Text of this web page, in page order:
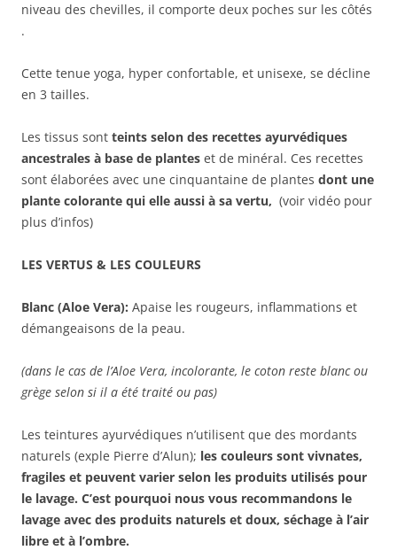
niveau des chevilles, il comporte deux poches sur les côtés
.
Cette tenue yoga, hyper confortable, et unisexe, se décline
en 3 tailles.
Les tissus sont teints selon des recettes ayurvédiques
ancestrales à base de plantes et de minéral. Ces recettes
sont élaborées avec une cinquantaine de plantes dont une
plante colorante qui elle aussi à sa vertu, (voir vidéo pour
plus d’infos)
LES VERTUS & LES COULEURS
Blanc (Aloe Vera): Apaise les rougeurs, inflammations et
démangeaisons de la peau.
(dans le cas de l’Aloe Vera, incolorante, le coton reste blanc ou
grège selon si il a été traité ou pas)
Les teintures ayurvédiques n’utilisent que des mordants
naturels (exple Pierre d’Alun); les couleurs sont vivnates,
fragiles et peuvent varier selon les produits utilisés pour
le lavage. C’est pourquoi nous vous recommandons le
lavage avec des produits naturels et doux, séchage à l’air
libre et à l’ombre.